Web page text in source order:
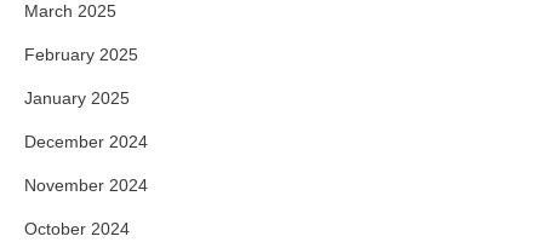
March 2025
February 2025
January 2025
December 2024
November 2024
October 2024